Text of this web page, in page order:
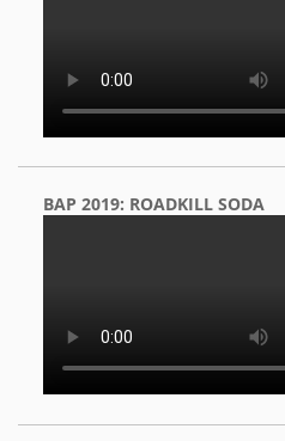
BAP 2019: ROADKILL SODA